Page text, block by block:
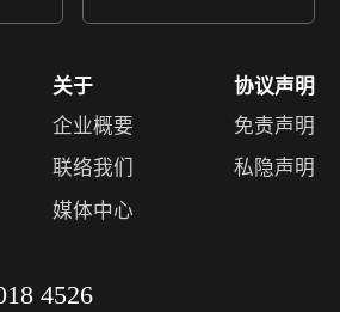
关于
企业概要
联络我们
媒体中心
协议声明
免责声明
私隐声明
4526